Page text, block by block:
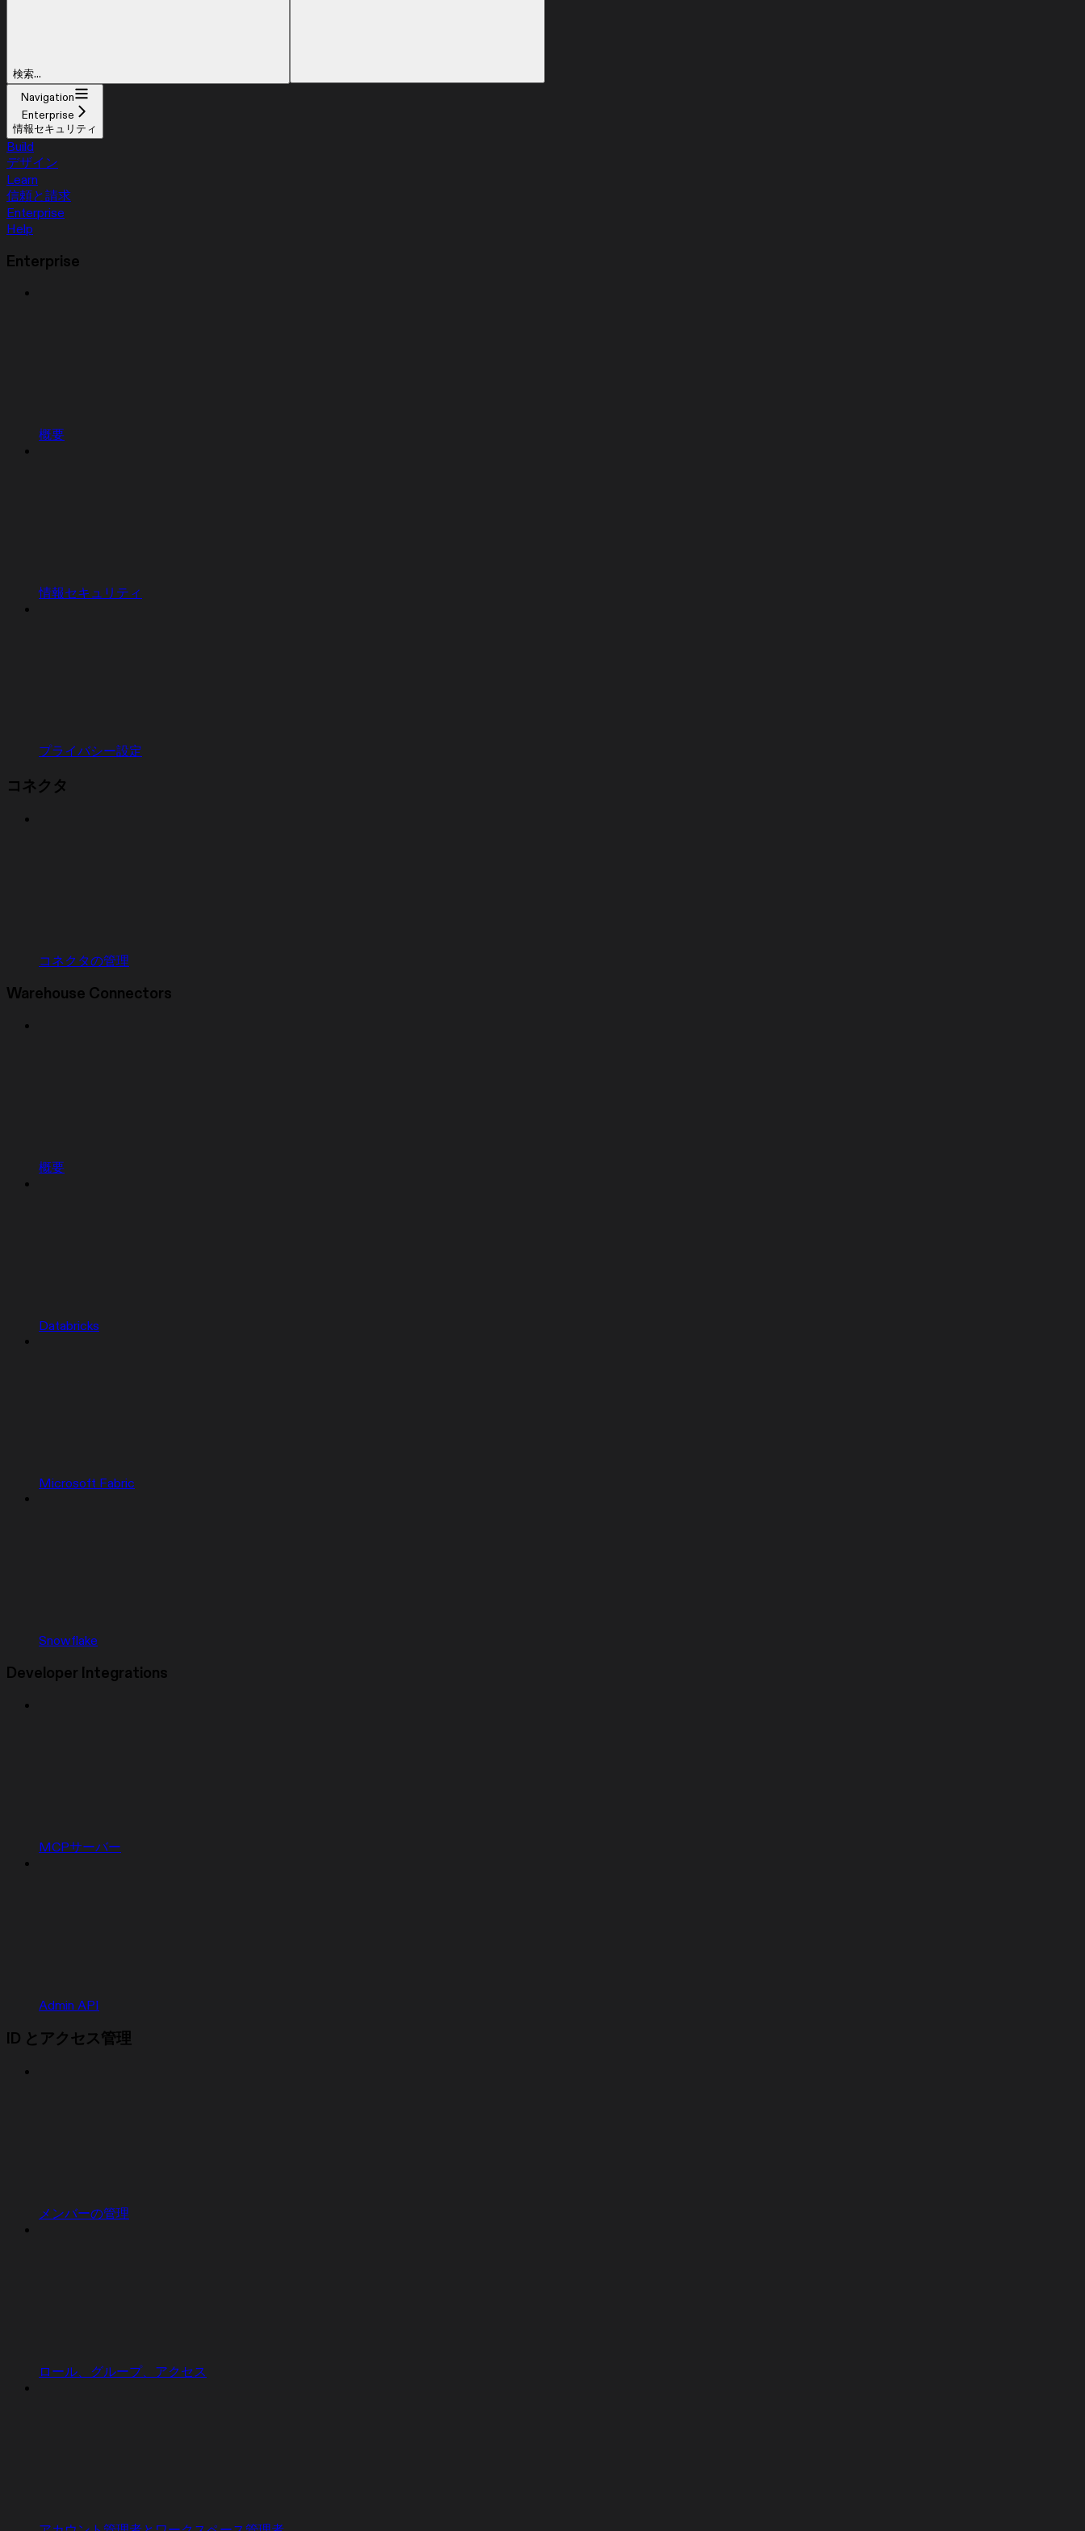
検索...
Navigation
Enterprise
情報セキュリティ
Build
デザイン
Learn
信頼と請求
Enterprise
Help
Enterprise
概要
情報セキュリティ
プライバシー設定
コネクタ
コネクタの管理
Warehouse Connectors
概要
Databricks
Microsoft Fabric
Snowflake
Developer Integrations
MCPサーバー
Admin API
ID とアクセス管理
メンバーの管理
ロール、グループ、アクセス